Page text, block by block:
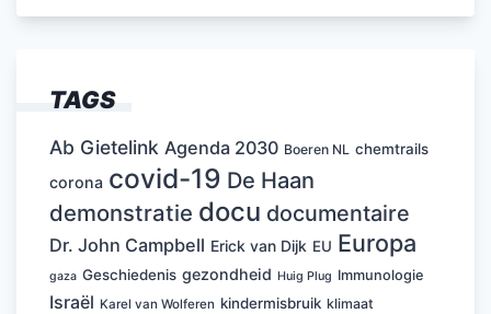
TAGS
Ab Gietelink Agenda 2030 Boeren NL chemtrails
corona covid-19 De Haan
demonstratie docu documentaire
Dr. John Campbell Erick van Dijk EU Europa
gaza Geschiedenis gezondheid Huig Plug Immunologie
Israël Karel van Wolferen kindermisbruik klimaat